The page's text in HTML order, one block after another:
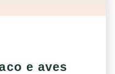
e aves